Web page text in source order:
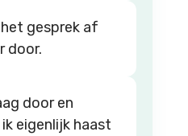
gesprek af
door.
door en
eigenlijk haast